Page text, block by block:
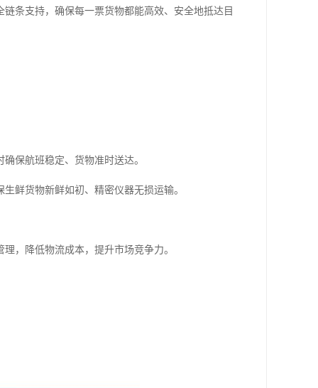
条支持，确保每一票货物都能高效、安全地抵达目
保航班稳定、货物准时送达。
鲜货物新鲜如初、精密仪器无损运输。
，降低物流成本，提升市场竞争力。